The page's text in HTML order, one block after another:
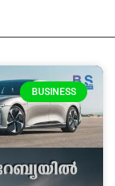
BUSINESS